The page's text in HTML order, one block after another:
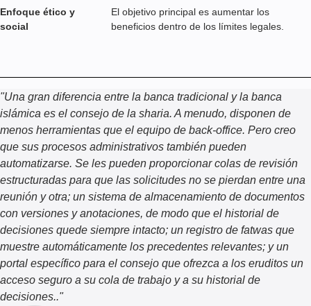
Enfoque ético y
social
El objetivo principal es aumentar los
beneficios dentro de los límites legales.
"Una gran diferencia entre la banca tradicional y la banca
islámica es el consejo de la sharia. A menudo, disponen de
menos herramientas que el equipo de back-office. Pero creo
que sus procesos administrativos también pueden
automatizarse. Se les pueden proporcionar colas de revisión
estructuradas para que las solicitudes no se pierdan entre una
reunión y otra; un sistema de almacenamiento de documentos
con versiones y anotaciones, de modo que el historial de
decisiones quede siempre intacto; un registro de fatwas que
muestre automáticamente los precedentes relevantes; y un
portal específico para el consejo que ofrezca a los eruditos un
acceso seguro a su cola de trabajo y a su historial de
decisiones.."